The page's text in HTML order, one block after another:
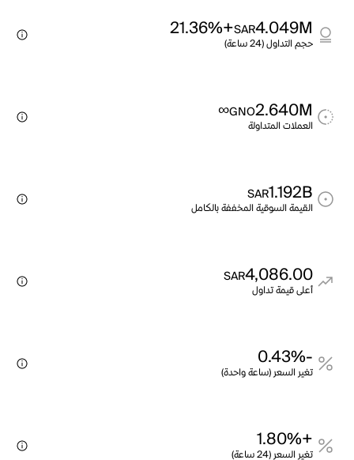
4.049M
SAR
+21.36%
حجم التداول (24 ساعة)
2.640M
GNO
∞
العملات المتداولة
1.192B
SAR
القيمة السوقية المخففة بالكامل
4,086.00
SAR
أعلى قيمة تداول
-0.43%
تغير السعر (ساعة واحدة)
+1.80%
تغير السعر (24 ساعة)